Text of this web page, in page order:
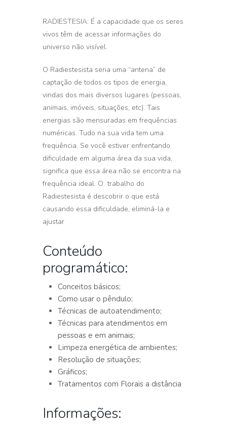
RADIESTESIA: É a capacidade que os seres
vivos têm de acessar informações do
universo não visível.
O Radiestesista seria uma “antena” de
captação de todos os tipos de energia,
vindas dos mais diversos lugares (pessoas,
animais, imóveis, situações, etc). Tais
energias são mensuradas em frequências
numéricas. Tudo na sua vida tem uma
frequência. Se você estiver enfrentando
dificuldade em alguma área da sua vida,
significa que essa área não se encontra na
frequência ideal. O trabalho do
Radiestesista é descobrir o que está
causando essa dificuldade, eliminá-la e
ajustar
Conteúdo
programático:
Conceitos básicos;
Como usar o pêndulo;
Técnicas de autoatendimento;
Técnicas para atendimentos em
pessoas e em animais;
Limpeza energética de ambientes;
Resolução de situações;
Gráficos;
Tratamentos com Florais a distância
Informações: